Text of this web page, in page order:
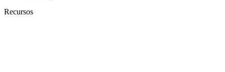
Recursos